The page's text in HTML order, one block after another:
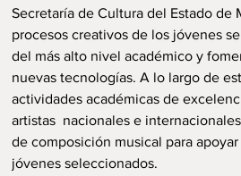
Secretaría de Cultura del Estado de
procesos creativos de los jóvenes
del más alto nivel académico y
nuevas tecnologías. A lo largo de
actividades académicas de
artistas nacionales e
de composición musical para
jóvenes seleccionados.